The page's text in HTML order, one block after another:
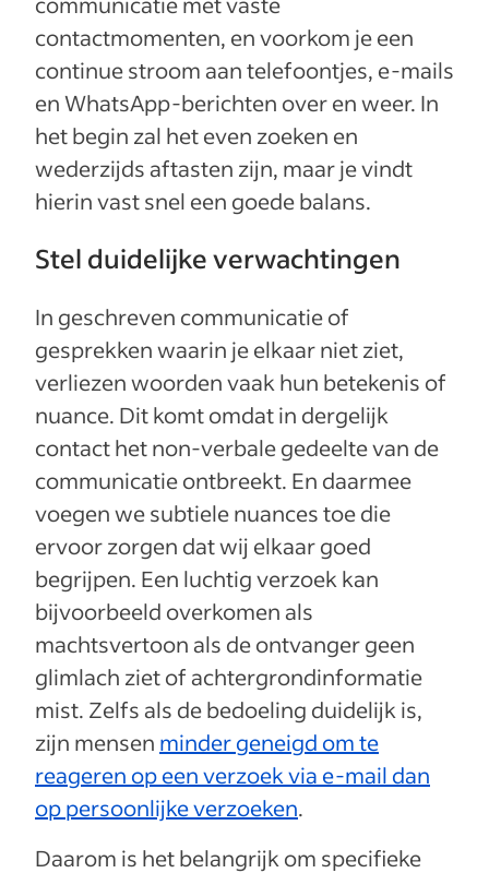
contactmomenten, en voorkom je een
continue stroom aan telefoontjes, e-mails
en WhatsApp-berichten over en weer. In
het begin zal het even zoeken en
wederzijds aftasten zijn, maar je vindt
hierin vast snel een goede balans.
Stel duidelijke verwachtingen
In geschreven communicatie of
gesprekken waarin je elkaar niet ziet,
verliezen woorden vaak hun betekenis of
nuance. Dit komt omdat in dergelijk
contact het non-verbale gedeelte van de
communicatie ontbreekt. En daarmee
voegen we subtiele nuances toe die
ervoor zorgen dat wij elkaar goed
begrijpen. Een luchtig verzoek kan
bijvoorbeeld overkomen als
machtsvertoon als de ontvanger geen
glimlach ziet of achtergrondinformatie
mist. Zelfs als de bedoeling duidelijk is,
zijn mensen minder geneigd om te
reageren op een verzoek via e-mail dan
op persoonlijke verzoeken.
Daarom is het belangrijk om specifieke